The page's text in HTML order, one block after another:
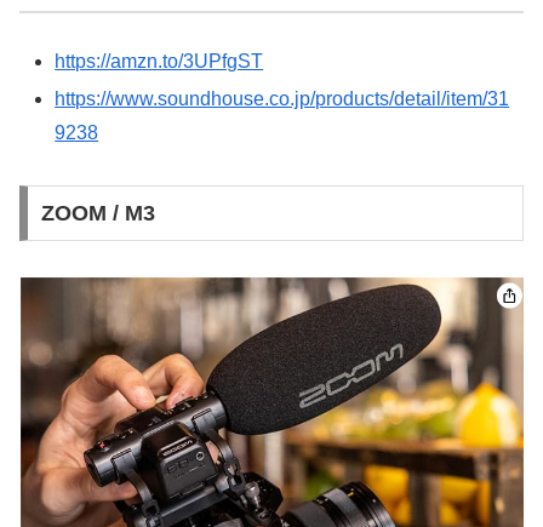
https://amzn.to/3UPfgST
https://www.soundhouse.co.jp/products/detail/item/31
9238
ZOOM / M3